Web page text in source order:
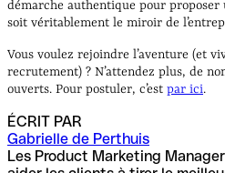
démarche authentique pour
soit véritablement le miroir de
Vous voulez rejoindre l’aventure (et
recrutement) ? N’attendez plus, de
ouverts. Pour postuler, c’est par ici.
ÉCRIT PAR
Gabrielle de Perthuis
Les Product Marketing